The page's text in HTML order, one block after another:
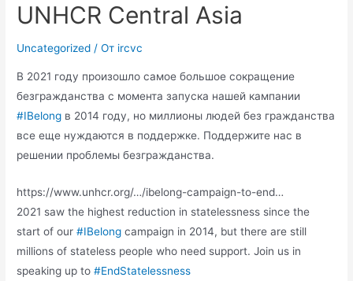
UNHCR Central Asia
Uncategorized / От ircvc
В 2021 году произошло самое большое сокращение
безгражданства с момента запуска нашей кампании
#IBelong в 2014 году, но миллионы людей без гражданства
все еще нуждаются в поддержке. Поддержите нас в
решении проблемы безгражданства.
https://www.unhcr.org/…/ibelong-campaign-to-end…
2021 saw the highest reduction in statelessness since the
start of our#IBelong campaign in 2014, but there are still
millions of stateless people who need support. Join us in
speaking up to#EndStatelessness